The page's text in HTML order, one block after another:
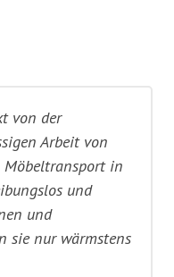
von der
Arbeit von
Möbeltransport in
und
und
sie nur wärmstens